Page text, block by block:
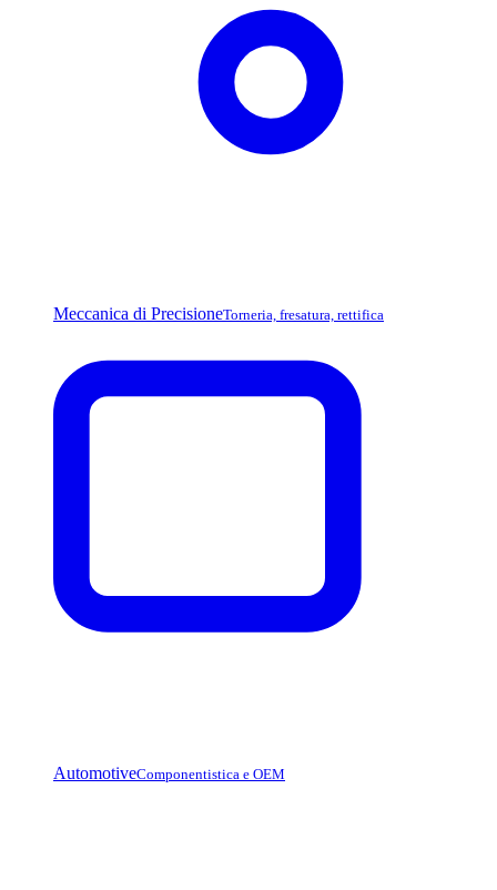
Meccanica di PrecisioneTorneria, fresatura, rettifica
AutomotiveComponentistica e OEM